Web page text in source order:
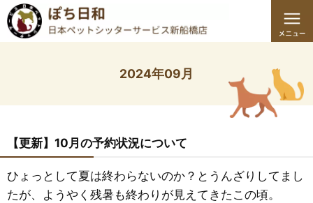
2024年09月
【更新】10月の予約状況について
ひょっとして夏は終わらないのか？とうんざりしてまし
たが、ようやく残暑も終わりが見えてきたこの頃。